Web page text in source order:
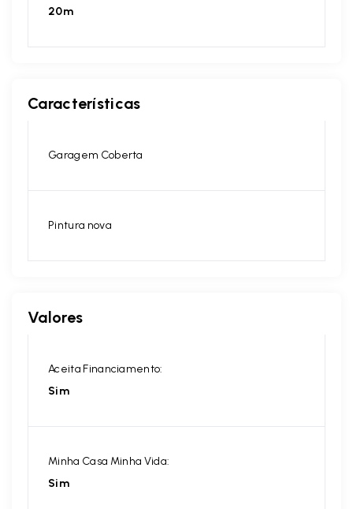
20m
Características
Garagem Coberta
Pintura nova
Valores
Aceita Financiamento:
Sim
Minha Casa Minha Vida:
Sim